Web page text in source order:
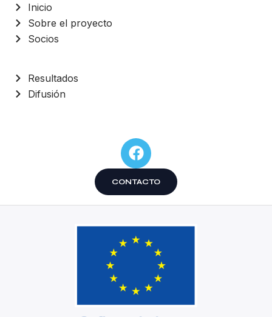
Inicio
Sobre el proyecto
Socios
Resultados
Difusión
CONTACTO